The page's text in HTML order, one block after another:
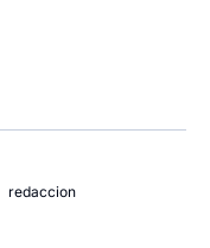
redaccion